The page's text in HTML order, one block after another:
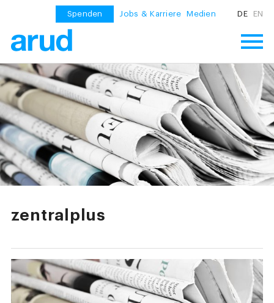
Spenden Jobs & Karriere Medien DE EN
zentralplus